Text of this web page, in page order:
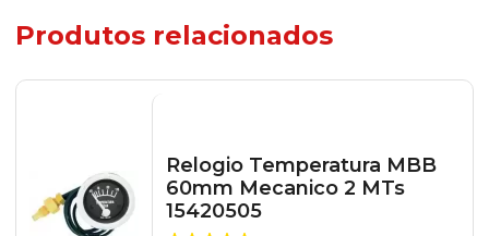
Produtos relacionados
Relogio Temperatura MBB
60mm Mecanico 2 MTs
15420505